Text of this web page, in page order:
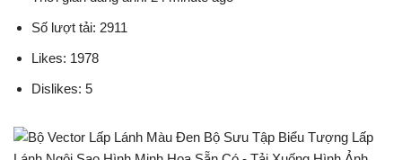
Số lượt tải: 2911
Likes: 1978
Dislikes: 5